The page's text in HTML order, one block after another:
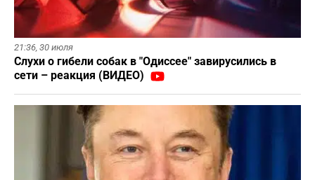
21:36, 30 июля
Слухи о гибели собак в "Одиссее" завирусились в
сети – реакция (ВИДЕО)